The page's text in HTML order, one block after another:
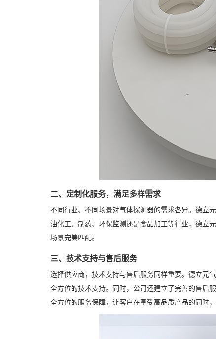
二、定制化服务，满足多样需求
不同行业、不同场景对气体探测器的需求各异。德立
油化工、制药、环保监测还是食品加工等行业，德立
场景完美匹配。
三、技术支持与售后服务
选择供应商，技术支持与售后服务同样重要。德立元
全方位的技术支持。同时，公司还建立了完善的售后
全方位的服务保障，让客户在享受高品质产品的同时